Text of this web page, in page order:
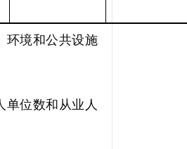
环境和公共设施
单位数和从业人